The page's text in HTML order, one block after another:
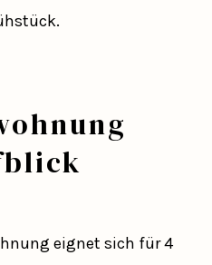
eignet sich für 4